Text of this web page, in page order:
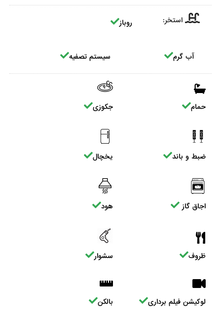
استخر: روباز
آب گرم سیستم تصفیه
حمام جکوزی
ضبط و باند یخچال
اجاق گاز هود
ظروف سشوار
لوکیشن فیلم برداری بالکن